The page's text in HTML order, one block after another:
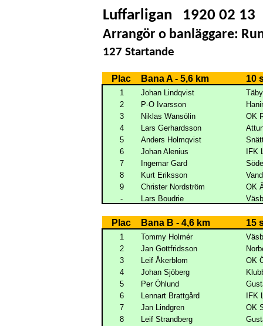
Luffarligan 1920 02 13
Arrangör o banläggare:
127 Startande
Plac Bana A - 5,6 km 10
1 Johan Lindqvist
2
P-O Ivarsson
3
Niklas Wansölin
OK
4
Lars Gerhardsson
5
Anders Holmqvist
6
Johan Alenius
IFK
7
Ingemar Gard
8
Kurt Eriksson
9
Christer Nordström
OK
-
Lars Boudrie
Plac Bana B - 4,6 km 15
1 Tommy Holmér
2
Jan Gottfridsson
3
Leif Åkerblom
OK
4
Johan Sjöberg
5
Per Öhlund
6
Lennart Brattgård
IFK
7
Jan Lindgren
OK
8
Leif Strandberg